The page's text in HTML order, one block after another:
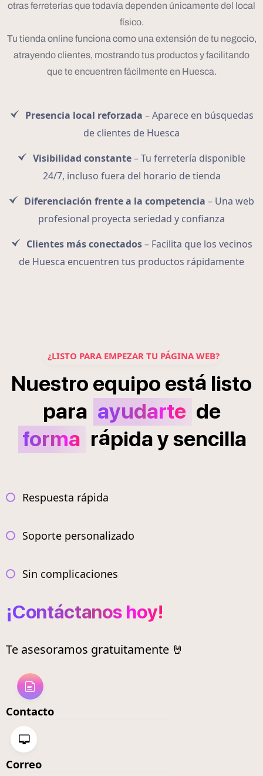
otras ferreterías que todavía dependen únicamente del local
físico.
Tu tienda online funciona como una extensión de tu negocio,
atrayendo clientes, mostrando tus productos y facilitando
que te encuentren fácilmente en Huesca.
Presencia local reforzada – Aparece en búsquedas
de clientes de Huesca
Visibilidad constante– Tu ferretería disponible
24/7, incluso fuera del horario de tienda
Diferenciación frente a la competencia – Una web
profesional proyecta seriedad y confianza
Clientes más conectados– Facilita que los vecinos
de Huesca encuentren tus productos rápidamente
¿LISTO PARA EMPEZAR TU PÁGINA WEB?
Nuestro equipo está listo
para ayudarte de
forma rápidaysencilla
Respuesta rápida
Soporte personalizado
Sin complicaciones
¡Contáctanos hoy!
Te asesoramos gratuitamente 🤘
Contacto
Correo